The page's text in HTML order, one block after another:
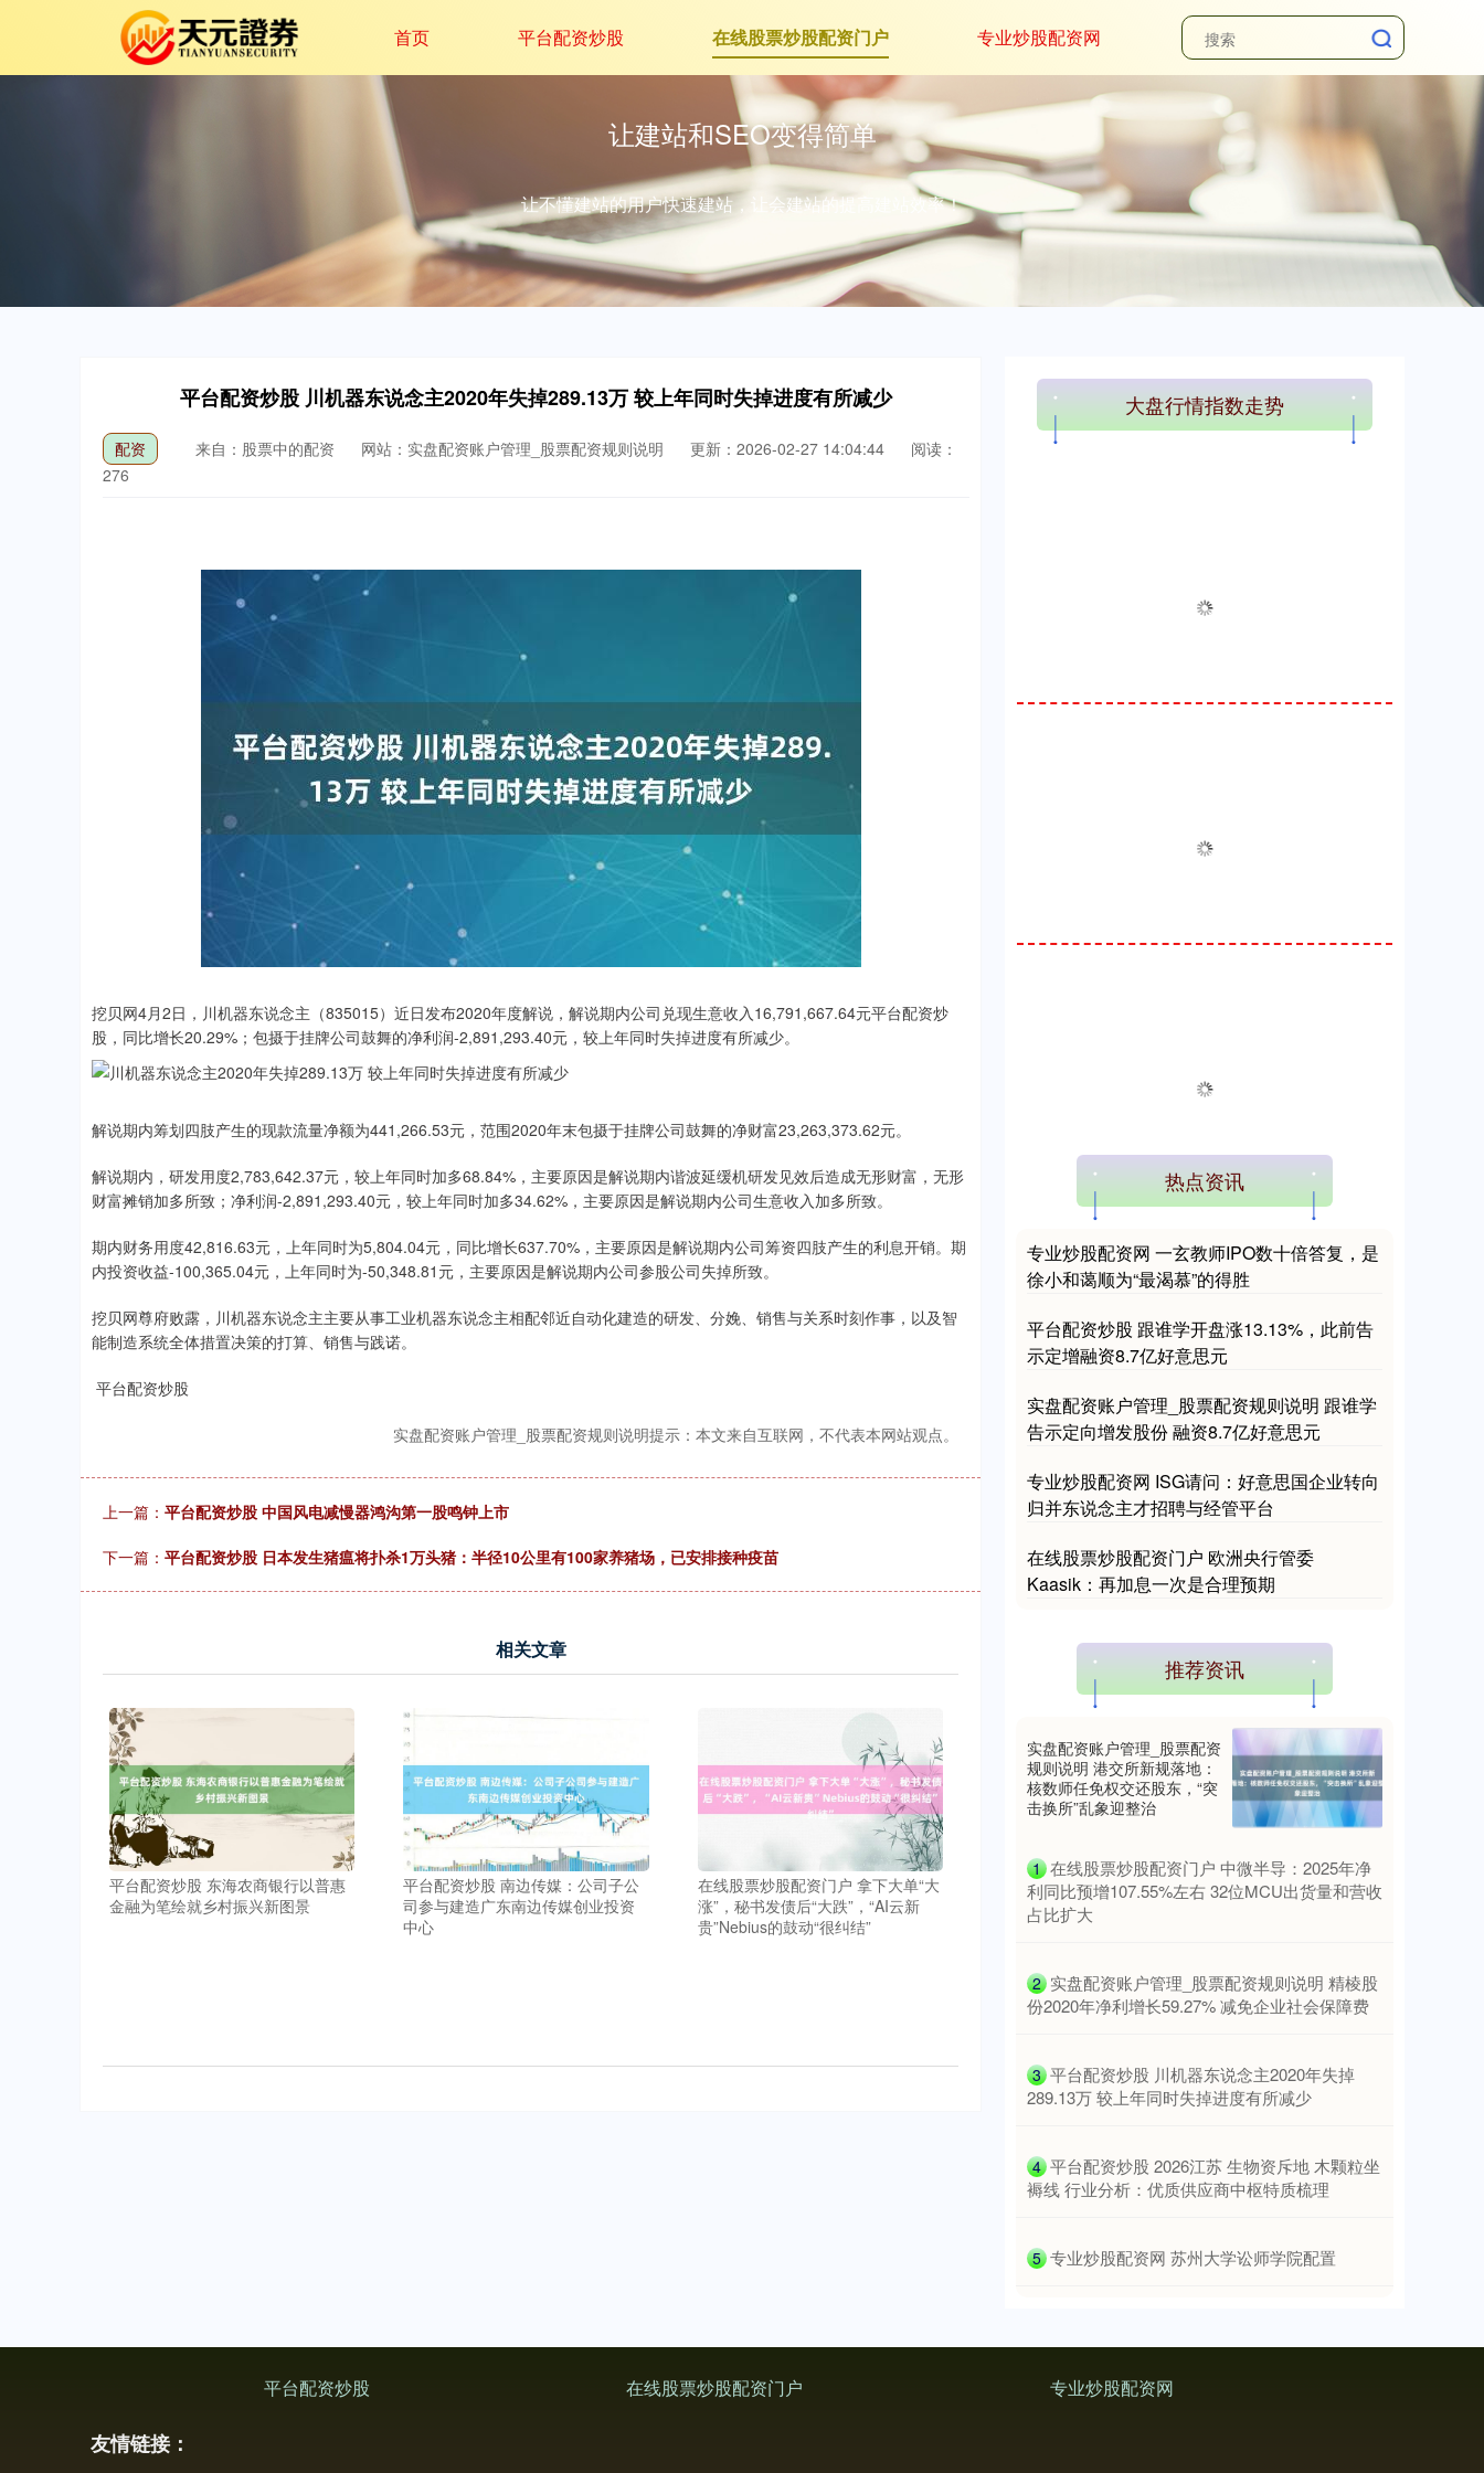
首页 平台配资炒股 在线股票炒股配资门户 专业炒股配资网
让建站和SEO变得简单
让不懂建站的用户快速建站，让会建站的提高建站效率！
平台配资炒股 川机器东说念主2020年失掉289.13万 较上年同时失掉进度有所减少
配资 来自：股票中的配资 网站：实盘配资账户管理_股票配资规则说明 更新：2026-02-27 14:04:44
阅读：
276
挖贝网4月2日，川机器东说念主（835015）近日发布2020年度解说，解说期内公司兑现生意收入16,791,667.64元平台配资炒
股，同比增长20.29%；包摄于挂牌公司鼓舞的净利润-2,891,293.40元，较上年同时失掉进度有所减少。
解说期内筹划四肢产生的现款流量净额为441,266.53元，范围2020年末包摄于挂牌公司鼓舞的净财富23,263,373.62元。
解说期内，研发用度2,783,642.37元，较上年同时加多68.84%，主要原因是解说期内谐波延缓机研发见效后造成无形财富，无形
财富摊销加多所致；净利润-2,891,293.40元，较上年同时加多34.62%，主要原因是解说期内公司生意收入加多所致。
期内财务用度42,816.63元，上年同时为5,804.04元，同比增长637.70%，主要原因是解说期内公司筹资四肢产生的利息开销。期
内投资收益-100,365.04元，上年同时为-50,348.81元，主要原因是解说期内公司参股公司失掉所致。
挖贝网尊府败露，川机器东说念主主要从事工业机器东说念主相配邻近自动化建造的研发、分娩、销售与关系时刻作事，以及智
能制造系统全体措置决策的打算、销售与践诺。
平台配资炒股
实盘配资账户管理_股票配资规则说明提示：本文来自互联网，不代表本网站观点。
上一篇： 平台配资炒股 中国风电减慢器鸿沟第一股鸣钟上市
下一篇： 平台配资炒股 日本发生猪瘟将扑杀1万头猪：半径10公里有100家养猪场，已安排接种疫苗
相关文章
平台配资炒股 东海农商银行以普惠
金融为笔绘就乡村振兴新图景
平台配资炒股 南边传媒：公司子公
司参与建造广东南边传媒创业投资
中心
在线股票炒股配资门户 拿下大单“大
涨”，秘书发债后“大跌”，“AI云新
贵”Nebius的鼓动“很纠结”
大盘行情指数走势
热点资讯
专业炒股配资网 一玄教师IPO数十倍答复，是
徐小和蔼顺为“最渴慕”的得胜
平台配资炒股 跟谁学开盘涨13.13%，此前告
示定增融资8.7亿好意思元
实盘配资账户管理_股票配资规则说明 跟谁学
告示定向增发股份 融资8.7亿好意思元
专业炒股配资网 ISG请问：好意思国企业转向
归并东说念主才招聘与经管平台
在线股票炒股配资门户 欧洲央行管委
Kaasik：再加息一次是合理预期
推荐资讯
实盘配资账户管理_股票配资
规则说明 港交所新规落地：
核数师任免权交还股东，“突
击换所”乱象迎整治
1 ​在线股票炒股配资门户 中微半导：2025年净
利同比预增107.55%左右 32位MCU出货量和营收
占比扩大
2 ​实盘配资账户管理_股票配资规则说明 精棱股
份2020年净利增长59.27% 减免企业社会保障费
3 ​平台配资炒股 川机器东说念主2020年失掉
289.13万 较上年同时失掉进度有所减少
4 ​平台配资炒股 2026江苏 生物资斥地 木颗粒坐
褥线 行业分析：优质供应商中枢特质梳理
5 ​专业炒股配资网 苏州大学讼师学院配置
平台配资炒股 在线股票炒股配资门户 专业炒股配资网
友情链接：